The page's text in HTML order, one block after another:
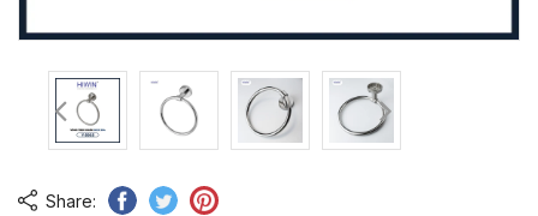
Share: